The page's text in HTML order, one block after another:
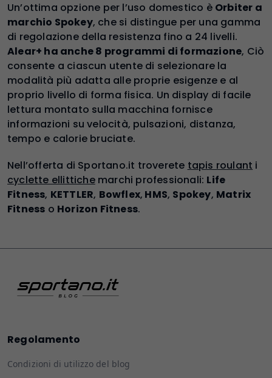
Un’ottima opzione per l’uso domestico è Orbiter a
marchio Spokey, che si distingue per una gamma
di regolazione della resistenza fino a 24 livelli.
Alear+ ha anche 8 programmi di formazione, Ciò
consente a ciascun utente di selezionare la
modalità più adatta alle proprie esigenze e al
proprio livello di forma fisica. Un display di facile
lettura montato sulla macchina fornisce
informazioni su velocità, pulsazioni, distanza,
tempo e calorie bruciate.
Nell’offerta di Sportano.it troverete tapis roulant i
cyclette ellittichemarchi professionali: Life
Fitness, KETTLER, Bowflex, HMS, Spokey, Matrix
Fitness o Horizon Fitness.
Regolamento
Condizioni di utilizzo del blog